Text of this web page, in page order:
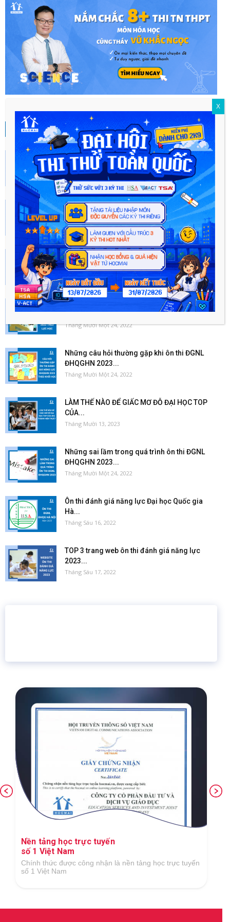
BÀI VIẾT NHIỀU NGƯỜI QUAN TÂM
Hướng dẫn Ôn luyện kiến thức theo môn học
kỳ thi...
Tháng Mười Một 24, 2022
Đề thi đánh giá năng lực 2022 tất cả các
trường
Tháng Sáu 18, 2022
Sách ôn thi đánh giá năng lực 2023 hay nhất
Tháng Sáu 13, 2023
Hướng dẫn Ôn luyện kiến thức thi ĐGNL HSA
2023 theo...
Tháng Mười Một 24, 2022
Những câu hỏi thường gặp khi ôn thi ĐGNL
ĐHQGHN 2023...
Tháng Mười Một 24, 2022
LÀM THẾ NÀO ĐỂ GIẤC MƠ ĐỖ ĐẠI HỌC TOP
CỦA...
Tháng Mười 13, 2023
Những sai lầm trong quá trình ôn thi ĐGNL
ĐHQGHN 2023...
Tháng Mười Một 24, 2022
Ôn thi đánh giá năng lực Đại học Quốc gia
Hà...
Tháng Sáu 16, 2022
TOP 3 trang web ôn thi đánh giá năng lực
2023...
Tháng Sáu 17, 2022
Nền tảng học trực tuyến
số 1 Việt Nam
Chính thức được công nhận là nền tảng học trực tuyến
số 1 Việt Nam
X